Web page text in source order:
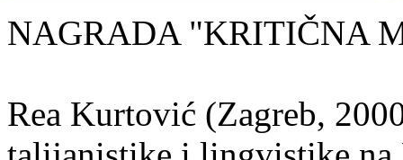
NAGRADA "KRITIČNA
Rea Kurtović (Zagreb,